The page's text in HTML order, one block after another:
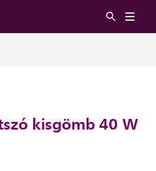
kisgömb 40 W